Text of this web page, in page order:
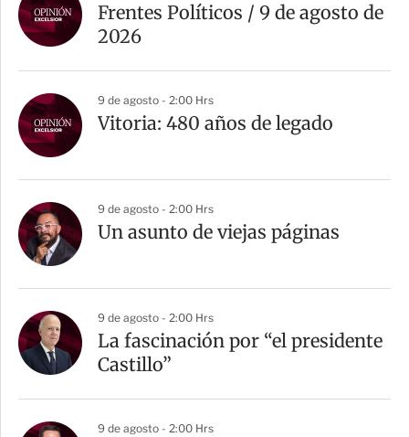
Frentes Políticos / 9 de agosto de
2026
9 de agosto - 2:00 Hrs
Vitoria: 480 años de legado
9 de agosto - 2:00 Hrs
Un asunto de viejas páginas
9 de agosto - 2:00 Hrs
La fascinación por “el presidente
Castillo”
9 de agosto - 2:00 Hrs